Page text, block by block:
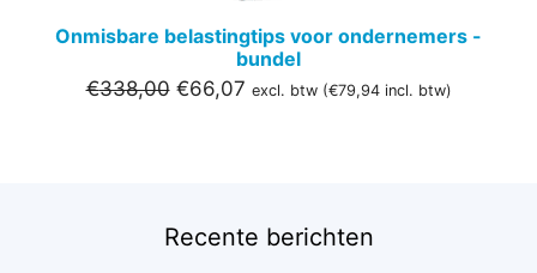
Onmisbare belastingtips voor ondernemers -
bundel
€338,00 Oorspronkelijke
€66,07Huidige
excl. btw (€79,94incl. btw)
Recente berichten